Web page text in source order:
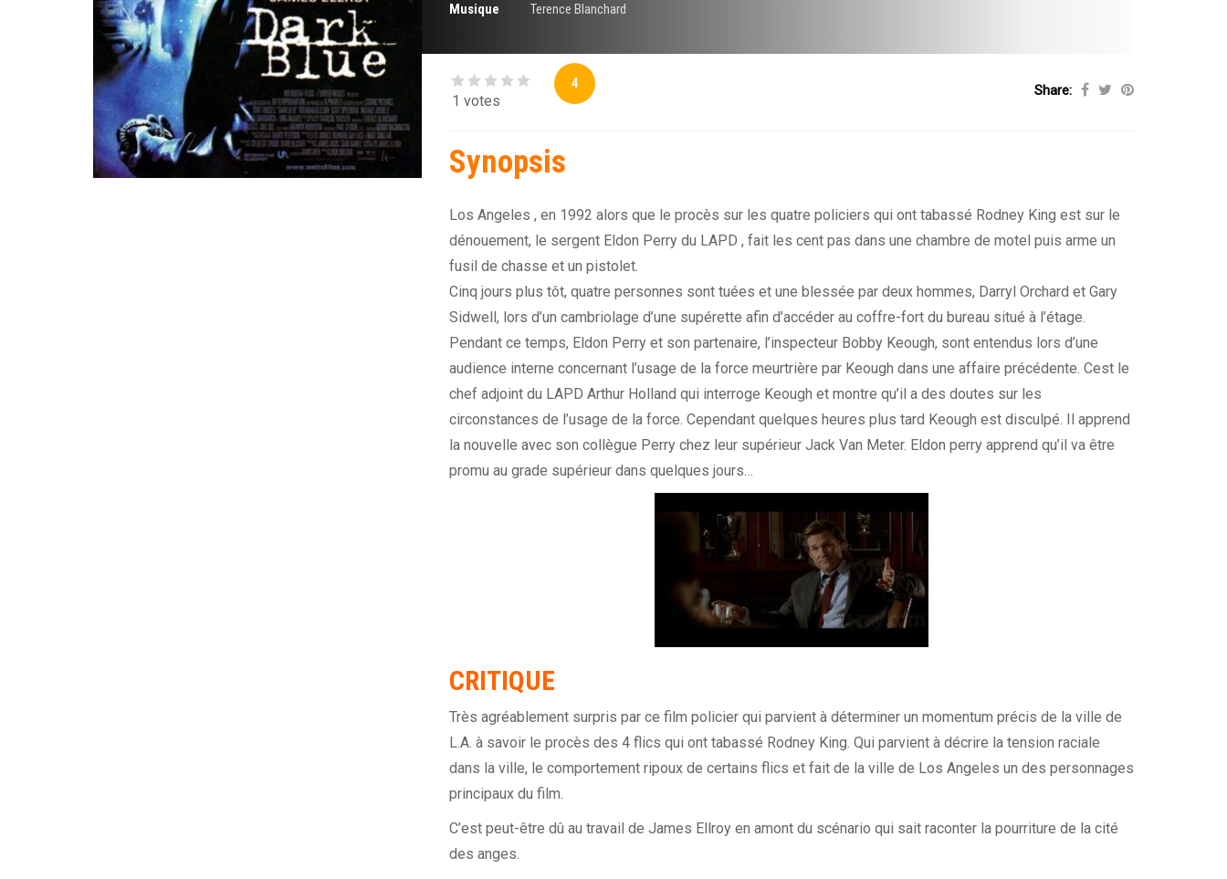
Musique
Terence Blanchard
1 votes
4 Share:
Synopsis
Los Angeles , en 1992 alors que le procès sur les quatre policiers qui ont tabassé Rodney King est sur le
dénouement, le sergent Eldon Perry du LAPD , fait les cent pas dans une chambre de motel puis arme un
fusil de chasse et un pistolet.
Cinq jours plus tôt, quatre personnes sont tuées et une blessée par deux hommes, Darryl Orchard et Gary
Sidwell, lors d’un cambriolage d’une supérette afin d’accéder au coffre-fort du bureau situé à l’étage.
Pendant ce temps, Eldon Perry et son partenaire, l’inspecteur Bobby Keough, sont entendus lors d’une
audience interne concernant l’usage de la force meurtrière par Keough dans une affaire précédente. Cest le
chef adjoint du LAPD Arthur Holland qui interroge Keough et montre qu’il a des doutes sur les
circonstances de l’usage de la force. Cependant quelques heures plus tard Keough est disculpé. Il apprend
la nouvelle avec son collègue Perry chez leur supérieur Jack Van Meter. Eldon perry apprend qu’il va être
promu au grade supérieur dans quelques jours…
CRITIQUE
Très agréablement surpris par ce film policier qui parvient à déterminer un momentum précis de la ville de
L.A. à savoir le procès des 4 flics qui ont tabassé Rodney King. Qui parvient à décrire la tension raciale
dans la ville, le comportement ripoux de certains flics et fait de la ville de Los Angeles un des personnages
principaux du film.
C’est peut-être dû au travail de James Ellroy en amont du scénario qui sait raconter la pourriture de la cité
des anges.